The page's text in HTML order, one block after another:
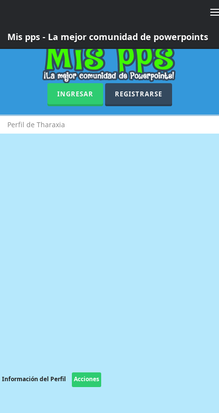
Mis pps - La mejor comunidad de powerpoints
INGRESAR REGISTRARSE
Perfil de Tharaxia
Información del Perfil Acciones